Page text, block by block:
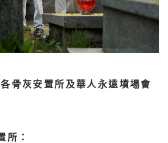
骨灰安置所及華人永遠墳場會
所：